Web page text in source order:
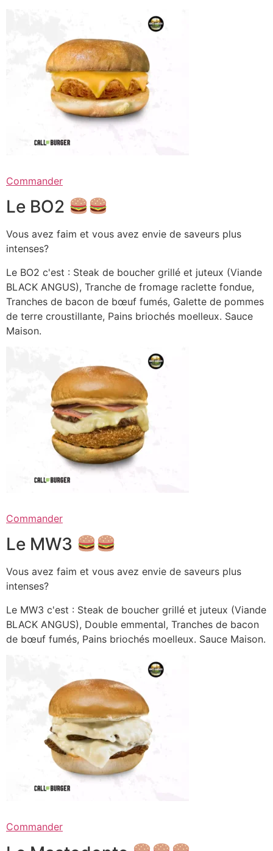
Commander
Le BO2
Vous avez faim et vous avez envie de saveurs plus
intenses?
Le BO2 c'est : Steak de boucher grillé et juteux (Viande
BLACK ANGUS), Tranche de fromage raclette fondue,
Tranches de bacon de bœuf fumés, Galette de pommes
de terre croustillante, Pains briochés moelleux. Sauce
Maison.
Commander
Le MW3
Vous avez faim et vous avez envie de saveurs plus
intenses?
Le MW3 c'est : Steak de boucher grillé et juteux (Viande
BLACK ANGUS), Double emmental, Tranches de bacon
de bœuf fumés, Pains briochés moelleux. Sauce Maison.
Commander